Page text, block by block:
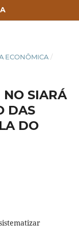
ECONÔMICA /
NO SIARÁ
DAS
DO